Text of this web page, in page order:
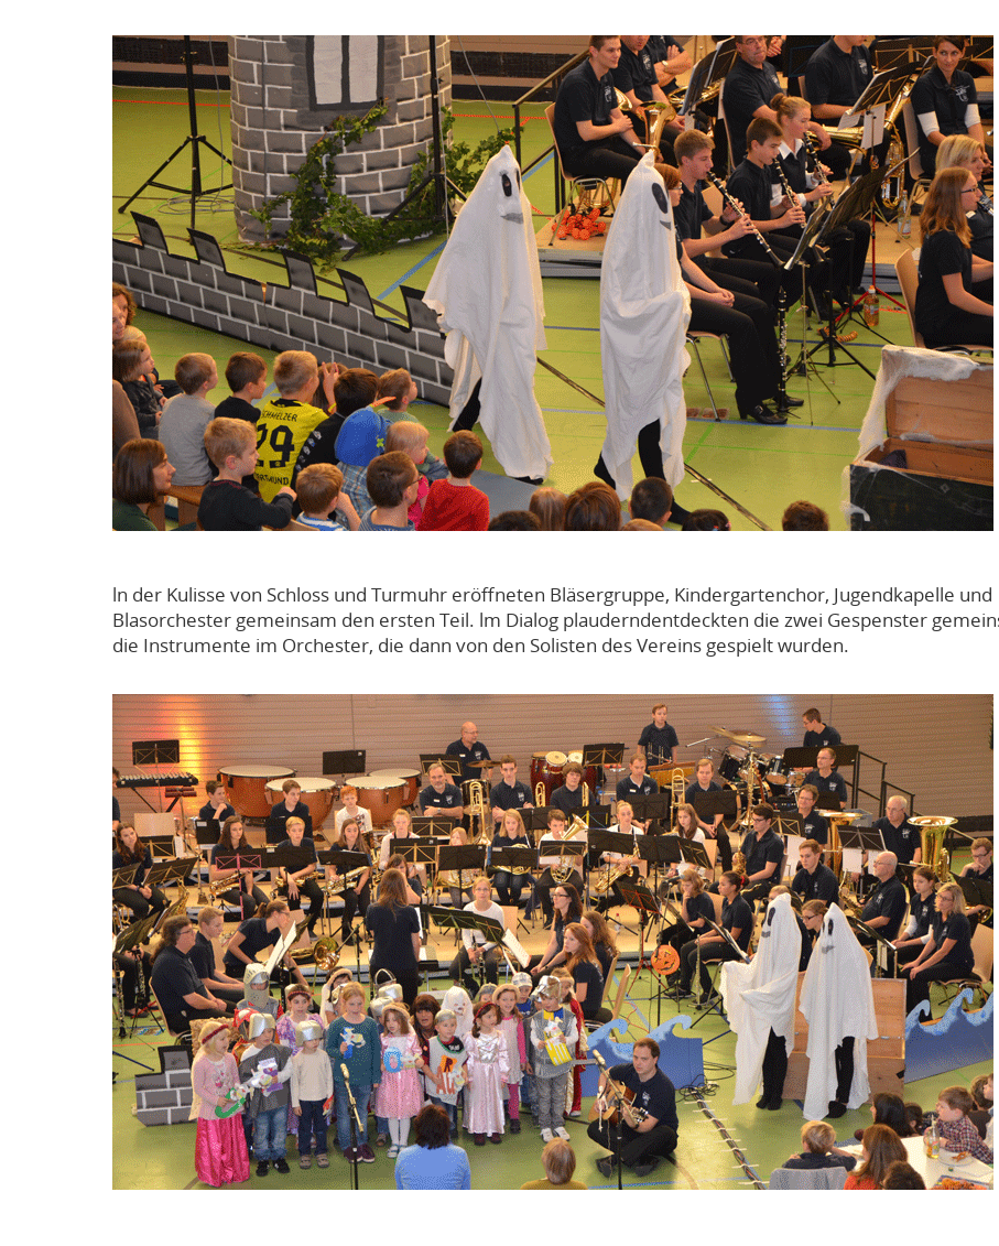
ln der Kulisse von Schloss und Turmuhr eröffneten Bläsergruppe, Kindergartenchor, Jugendkapelle und
Blasorchester gemeinsam den ersten Teil. lm Dialog plauderndentdeckten die zwei Gespenster
die Instrumente im Orchester, die dann von den Solisten des Vereins gespielt wurden.